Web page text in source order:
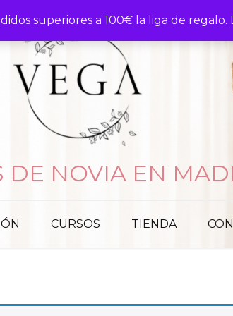
superiores a 100€ la liga de regalo.
DE NOVIA EN
CURSOS TIENDA